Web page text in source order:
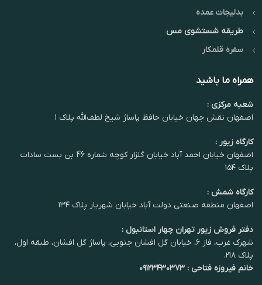
بدلیجات عمده
طریقه شستشوی مس
سفره قلمکار
همراه ما باشید
شعبه مرکزی :
اصفهان نقش جهان خیابان حافظ پاساژ شیخ لطف‌الله پلاک ۱
کارگاه زیور :
اصفهان خیابان احمد آباد خیابان گلزار کوچه شماره 46 بن بست سادات
پلاک ۱۵۴
کارگاه شمش :
اصفهان منطقه صنعتی دولت آباد خیابان شهریار پلاک ۱۳۴
دفتر فروش زیور تهران چهار استانبول :
شهرک غرب، فاز ۶، خیابان گل افشان جنوبی، پاساژ گل افشان، طبقه اول،
پلاک ۲۱۸.
خانم فیروزه فتاحی : ۰۹۱۲۳۴۳۰۳۷۳